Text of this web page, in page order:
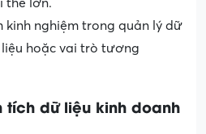
thế lớn.
kinh nghiệm trong quản lý dữ
liệu hoặc vai trò tương
tích dữ liệu kinh doanh